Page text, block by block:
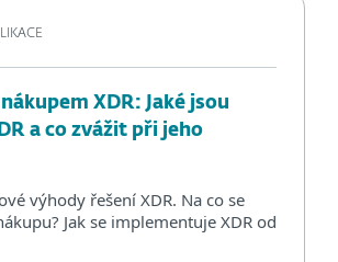
XDR: Jaké jsou
a co zvážit při jeho
výhody řešení XDR. Na co se
Jak se implementuje XDR od